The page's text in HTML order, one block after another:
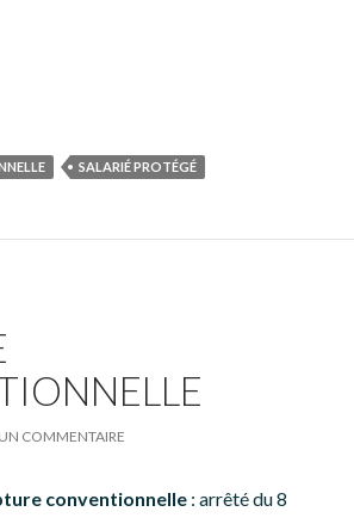
SALARIÉ PROTÉGÉ
UN COMMENTAIRE
conventionnelle : arrêté du 8